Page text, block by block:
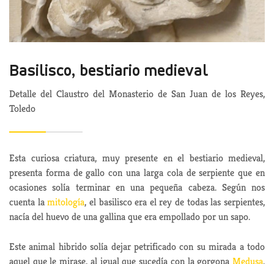
Basilisco, bestiario medieval
Detalle del Claustro del Monasterio de San Juan de los Reyes,
Toledo
Esta curiosa criatura, muy presente en el bestiario medieval,
presenta forma de gallo con una larga cola de serpiente que en
ocasiones solía terminar en una pequeña cabeza. Según nos
cuenta lamitología, el basilisco era el rey de todas las serpientes,
nacía del huevo de una gallina que era empollado por un sapo.
Este animal hibrido solía dejar petrificado con su mirada a todo
aquel que le mirase, al igual que sucedía con la gorgona Medusa.